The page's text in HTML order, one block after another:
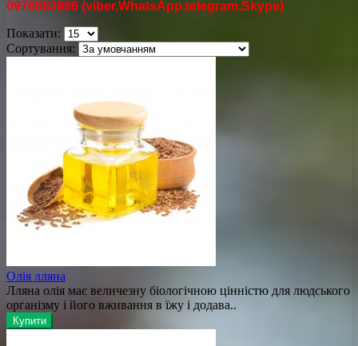
0976583986 (viber,WhatsApp,telegram,Skype)
Показати:
Сортування:
Олія лляна
Лляна олія має величезну біологічною цінністю для людського
організму і його вживання в їжу і додава..
Купити